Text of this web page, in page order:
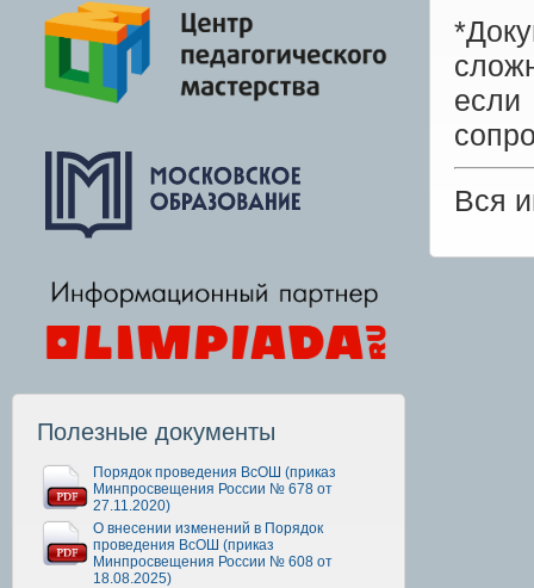
Полезные документы
Порядок проведения ВсОШ (приказ
Минпросвещения России № 678 от
27.11.2020)
О внесении изменений в Порядок
проведения ВсОШ (приказ
Минпросвещения России № 608 от
18.08.2025)
Вся